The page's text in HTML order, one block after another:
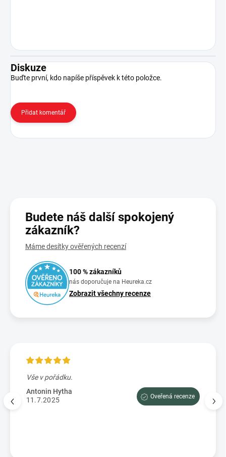
Diskuze
Buďte první, kdo napíše příspěvek k této položce.
Přidat komentář
Budete náš další spokojený
zákazník?
Máme desítky ověřených recenzí
100 % zákazníků
nás doporučuje na Heureka.cz
Zobrazit všechny recenze
Vše v pořádku.
Antonin Hytha
11.7.2025
Oveřená recenze